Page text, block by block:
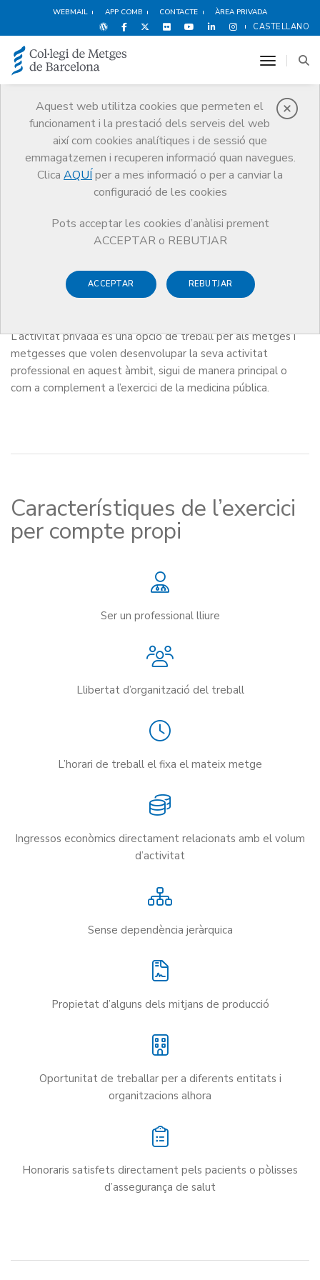
WEBMAIL APP COMB CONTACTE ÀREA PRIVADA
CASTELLANO
Aquest web utilitza cookies que permeten el
funcionament i la prestació dels serveis del web
així com cookies analítiques i de sessió que
emmagatzemen i recuperen informació quan navegues.
Clica AQUÍ per a mes informació o per a canviar la
configuració de les cookies
Pots acceptar les cookies d’anàlisi prement
ACCEPTAR o REBUTJAR
ACCEPTAR REBUTJAR
toggle
Medicina Privada
Orientació Professional
Medicina Privada
Presentació
per compte propi, sigui en una consulta mèdica privada o
formant part del quadre mèdic de mútues o companyies
L’activitat privada és una opció de treball per als metges i
metgesses que volen desenvolupar la seva activitat
professional en aquest àmbit, sigui de manera principal o
com a complement a l’exercici de la medicina pública.
Característiques de l’exercici
per compte propi
Ser un professional lliure
Llibertat d’organització del treball
L’horari de treball el fixa el mateix metge
Ingressos econòmics directament relacionats amb el volum
d’activitat
Sense dependència jeràrquica
Propietat d’alguns dels mitjans de producció
Oportunitat de treballar per a diferents entitats i
organitzacions alhora
Honoraris satisfets directament pels pacients o pòlisses
d’assegurança de salut